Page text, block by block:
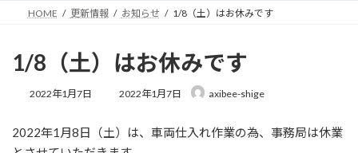
HOME 更新情報 お知らせ 1/8（土）はお休みです
1/8（土）はお休みです
2022年1月7日
最
新
日
2022年1月7日 axibee-shige
2022年1月8日（土）は、車両仕入れ作業の為、事務局は休業